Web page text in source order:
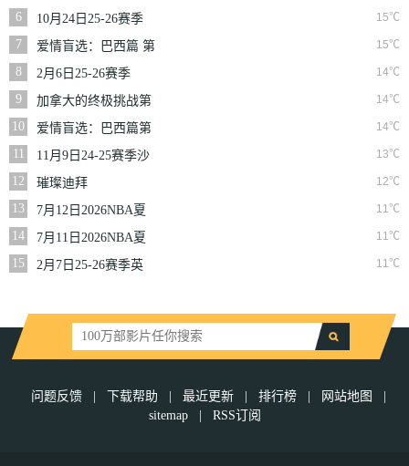
6
15℃
10月24日25-26赛季
NBA常规赛掘金VS
勇士
7 15℃
爱情盲选：巴西篇 第
二季
8 14℃
2月6日25-26赛季
NBA常规赛篮网VS
魔术
9 14℃
加拿大的终极挑战第
一季
10 14℃
爱情盲选：巴西篇第
二季
11 13℃
11月9日24-25赛季沙
联第10轮利雅得体育
VS利雅得胜利
12 12℃
璀璨迪拜
13
11℃
7月12日2026NBA夏
季联赛尼克斯VS马刺
14 11℃
7月11日2026NBA夏
季联赛公牛VS灰熊
15 11℃
2月7日25-26赛季英
问题反馈 下载帮助 最近更新 排行榜 网站地图
sitemap
RSS订阅